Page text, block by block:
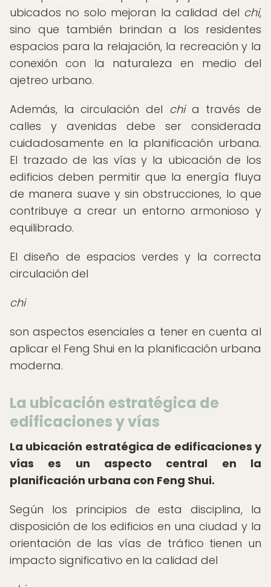
ubicados no solo mejoran la calidad del chi,
sino que también brindan a los residentes
espacios para la relajación, la recreación y la
conexión con la naturaleza en medio del
ajetreo urbano.
Además, la circulación del chia través de
calles y avenidas debe ser considerada
cuidadosamente en la planificación urbana.
El trazado de las vías y la ubicación de los
edificios deben permitir que la energía fluya
de manera suave y sin obstrucciones, lo que
contribuye a crear un entorno armonioso y
equilibrado.
El diseño de espacios verdes y la correcta
circulación del
chi
son aspectos esenciales a tener en cuenta al
aplicar el Feng Shui en la planificación urbana
moderna.
La ubicación estratégica de
edificaciones y vías
La ubicación estratégica de edificaciones y
vías es un aspecto central en la
planificación urbana con Feng Shui.
Según los principios de esta disciplina, la
disposición de los edificios en una ciudad y la
orientación de las vías de tráfico tienen un
impacto significativo en la calidad del